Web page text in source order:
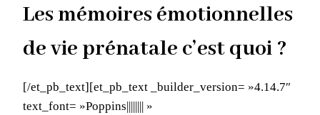
Les mémoires émotionnelles
de vie prénatale c’est quoi ?
[/et_pb_text][et_pb_text _builder_version= »4.14.7″
text_font= »Poppins|||||||| »